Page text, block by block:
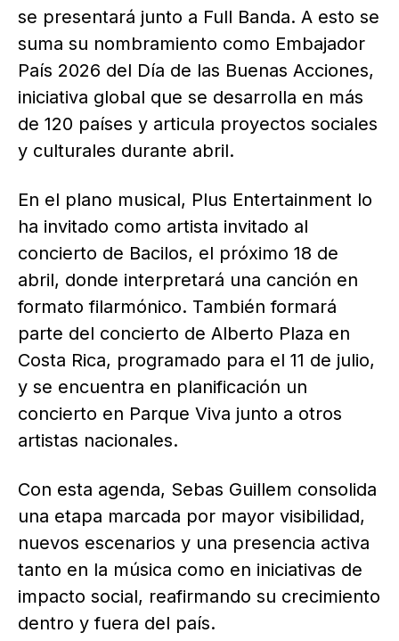
se presentará junto a Full Banda. A esto se
suma su nombramiento como Embajador
País 2026 del Día de las Buenas Acciones,
iniciativa global que se desarrolla en más
de 120 países y articula proyectos sociales
y culturales durante abril.
En el plano musical, Plus Entertainment lo
ha invitado como artista invitado al
concierto de Bacilos, el próximo 18 de
abril, donde interpretará una canción en
formato filarmónico. También formará
parte del concierto de Alberto Plaza en
Costa Rica, programado para el 11 de julio,
y se encuentra en planificación un
concierto en Parque Viva junto a otros
artistas nacionales.
Con esta agenda, Sebas Guillem consolida
una etapa marcada por mayor visibilidad,
nuevos escenarios y una presencia activa
tanto en la música como en iniciativas de
impacto social, reafirmando su crecimiento
dentro y fuera del país.